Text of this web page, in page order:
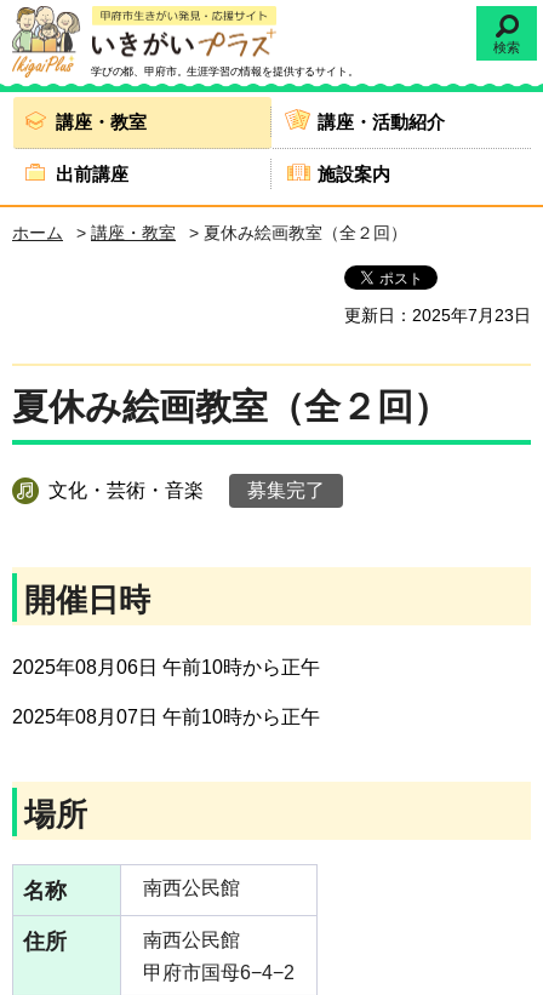
学びの都、甲府市。生涯学習の情報を提供するサイト。
検索
講座・教室 講座・活動紹介
出前講座 施設案内
ホーム > 講座・教室 > 夏休み絵画教室（全２回）
更新日：2025年7月23日
夏休み絵画教室（全２回）
文化・芸術・音楽 募集完了
開催日時
2025年08月06日 午前10時から正午
2025年08月07日 午前10時から正午
場所
名称 南西公民館
住所
南西公民館
甲府市国母6−4−2